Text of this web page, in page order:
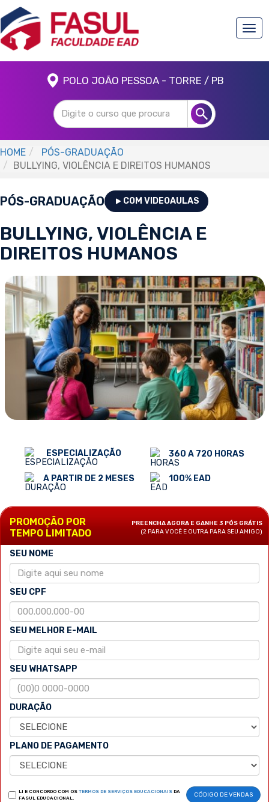
POLO JOÃO PESSOA - TORRE / PB
HOME
PÓS-GRADUAÇÃO
BULLYING, VIOLÊNCIA E DIREITOS HUMANOS
PÓS-GRADUAÇÃO COM VIDEOAULAS
BULLYING, VIOLÊNCIA E
DIREITOS HUMANOS
ESPECIALIZAÇÃO
A PARTIR DE 2 MESES
360 A 720 HORAS
100% EAD
PROMOÇÃO POR
TEMPO LIMITADO
PREENCHA AGORA E GANHE 3 PÓS GRÁTIS
(2 PARA VOCÊ E OUTRA PARA SEU AMIGO)
SEU NOME
SEU CPF
SEU MELHOR E-MAIL
SEU WHATSAPP
DURAÇÃO
PLANO DE PAGAMENTO
LI E CONCORDO COM OS TERMOS DE SERVIÇOS EDUCACIONAIS DA
FASUL EDUCACIONAL.
CÓDIGO DE VENDAS